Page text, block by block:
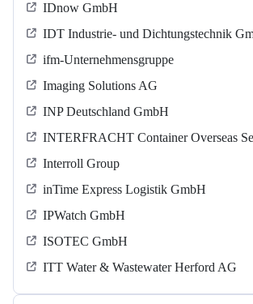
IDnow GmbH
IDT Industrie- und Dichtungstechnik
ifm-Unternehmensgruppe
Imaging Solutions AG
INP Deutschland GmbH
INTERFRACHT Container Overseas
Interroll Group
inTime Express Logistik GmbH
IPWatch GmbH
ISOTEC GmbH
ITT Water & Wastewater Herford AG